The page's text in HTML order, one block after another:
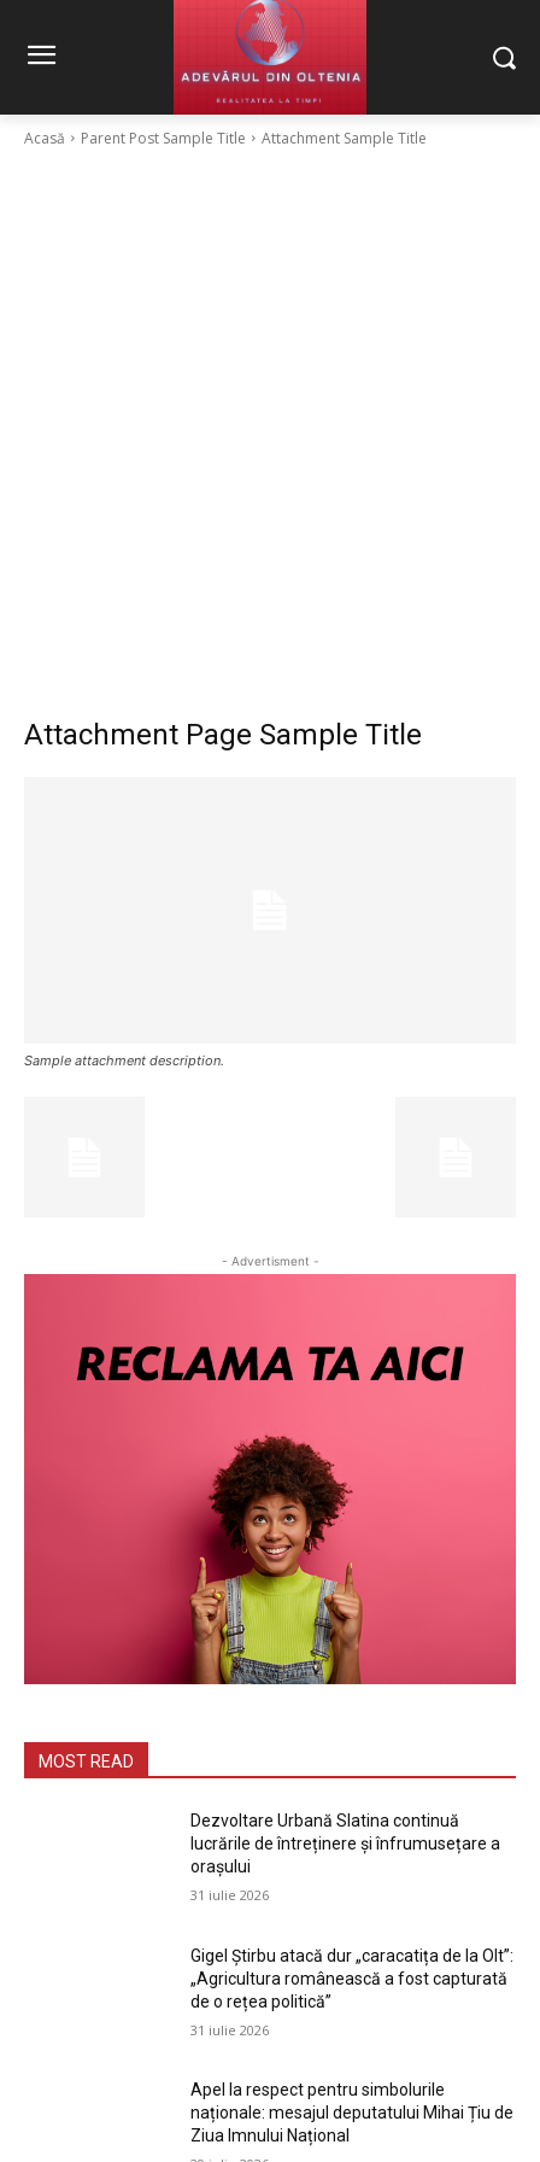
Acasă Parent Post Sample Title Attachment Sample Title
Attachment Page Sample Title
Sample attachment description.
- Advertisment -
MOST READ
Dezvoltare Urbană Slatina continuă
lucrările de întreținere și înfrumusețare a
orașului
31 iulie 2026
Gigel Știrbu atacă dur „caracatița de la Olt”:
„Agricultura românească a fost capturată
de o rețea politică”
31 iulie 2026
Apel la respect pentru simbolurile
naționale: mesajul deputatului Mihai Țiu de
Ziua Imnului Național